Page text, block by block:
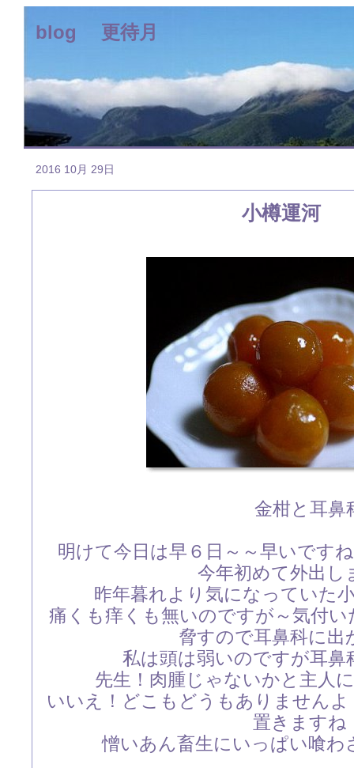
blog 更待月
2016 10月 29日
小樽運河
金柑と耳鼻
明けて今日は早６日～～早いです
今年初めて外出
昨年暮れより気になっていた
痛くも痒くも無いのですが～気付
脅すので耳鼻科に出
私は頭は弱いのですが耳鼻
先生！肉腫じゃないかと主人
いいえ！どこもどうもありません
置きますね
憎いあん畜生にいっぱい喰わ